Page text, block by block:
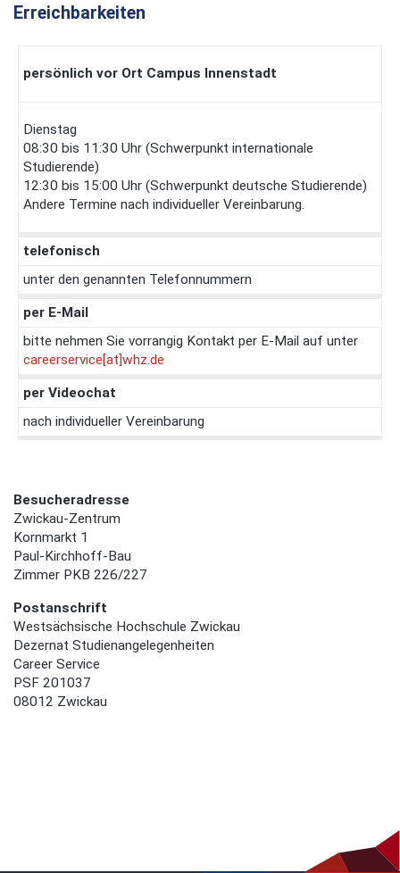
Erreichbarkeiten
persönlich vor Ort Campus Innenstadt
Dienstag
08:30 bis 11:30 Uhr (Schwerpunkt internationale
Studierende)
12:30 bis 15:00 Uhr (Schwerpunkt deutsche Studierende)
Andere Termine nach individueller Vereinbarung.
telefonisch
unter den genannten Telefonnummern
per E-Mail
bitte nehmen Sie vorrangig Kontakt per E-Mail auf unter
careerservice[at]whz.de
per Videochat
nach individueller Vereinbarung
Besucheradresse
Zwickau-Zentrum
Kornmarkt 1
Paul-Kirchhoff-Bau
Zimmer PKB 226/227
Postanschrift
Westsächsische Hochschule Zwickau
Dezernat Studienangelegenheiten
Career Service
PSF 201037
08012 Zwickau